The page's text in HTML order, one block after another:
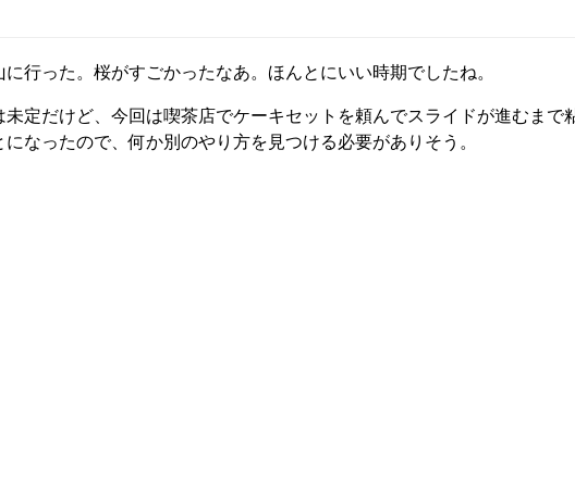
行った。桜がすごかったなあ。ほんとにいい時期でしたね。
定だけど、今回は喫茶店でケーキセットを頼んでスライドが進むまで
なったので、何か別のやり方を見つける必要がありそう。